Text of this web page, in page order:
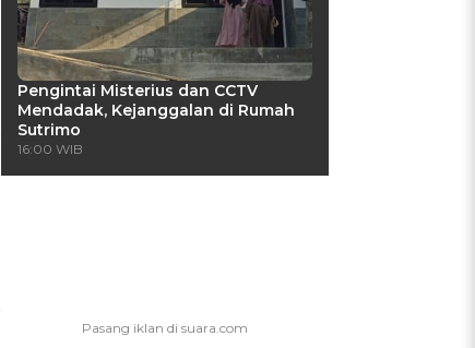
Pengintai Misterius dan CCTV
Mendadak, Kejanggalan di Rumah
Sutrimo
16:00 WIB